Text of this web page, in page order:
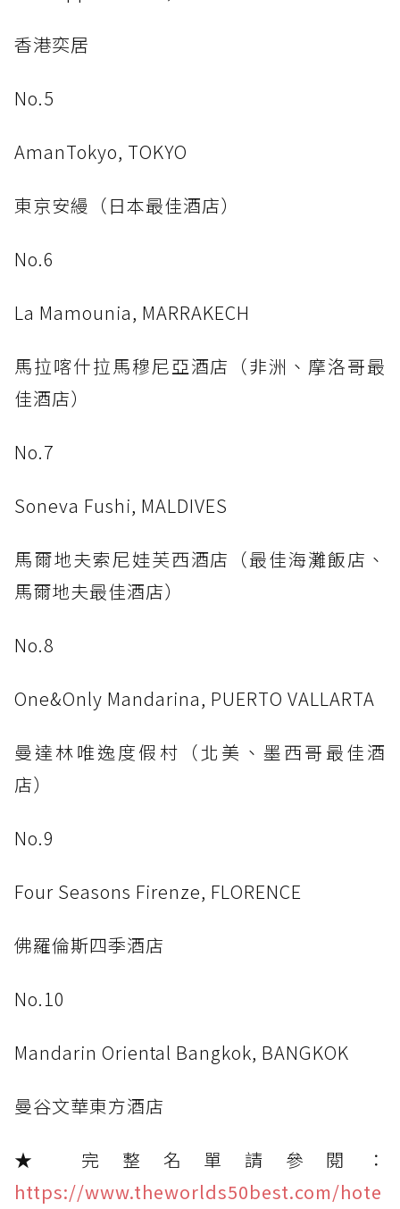
香港奕居
No.5
AmanTokyo, TOKYO
東京安縵（日本最佳酒店）
No.6
La Mamounia, MARRAKECH
馬拉喀什拉馬穆尼亞酒店（非洲、摩洛哥最
佳酒店）
No.7
Soneva Fushi, MALDIVES
馬爾地夫索尼娃芙西酒店（最佳海灘飯店、
馬爾地夫最佳酒店）
No.8
One&Only Mandarina, PUERTO VALLARTA
曼達林唯逸度假村（北美、墨西哥最佳酒
店）
No.9
Four Seasons Firenze, FLORENCE
佛羅倫斯四季酒店
No.10
Mandarin Oriental Bangkok, BANGKOK
曼谷文華東方酒店
★ 完整名單請參閱：
https://www.theworlds50best.com/hote